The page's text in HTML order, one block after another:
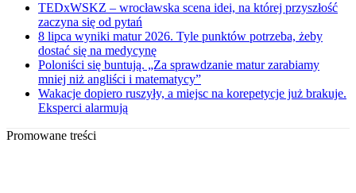
TEDxWSKZ – wrocławska scena idei, na której przyszłość
zaczyna się od pytań
8 lipca wyniki matur 2026. Tyle punktów potrzeba, żeby
dostać się na medycynę
Poloniści się buntują. „Za sprawdzanie matur zarabiamy
mniej niż angliści i matematycy”
Wakacje dopiero ruszyły, a miejsc na korepetycje już brakuje.
Eksperci alarmują
Promowane treści